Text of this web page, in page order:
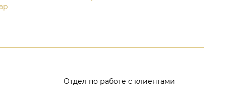
Отдел по работе с клиентами